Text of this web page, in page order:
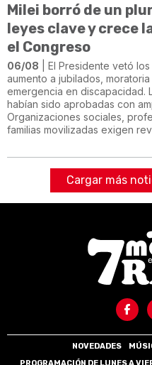
Milei borró de un
leyes clave y crece
el Congreso
06/08 | El Presidente vetó
aumento a jubilados,
emergencia en discapacidad.
habían sido aprobadas con
Organizaciones sociales,
familias movilizadas exigen
Cargar más
NOVEDADES